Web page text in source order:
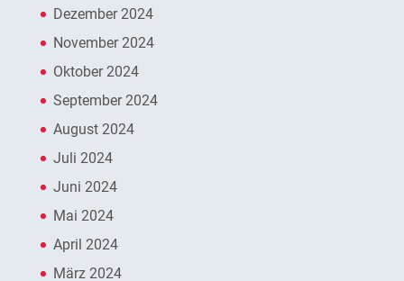
Dezember 2024
November 2024
Oktober 2024
September 2024
August 2024
Juli 2024
Juni 2024
Mai 2024
April 2024
März 2024